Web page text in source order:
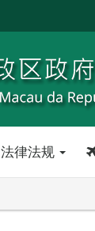
法律法规